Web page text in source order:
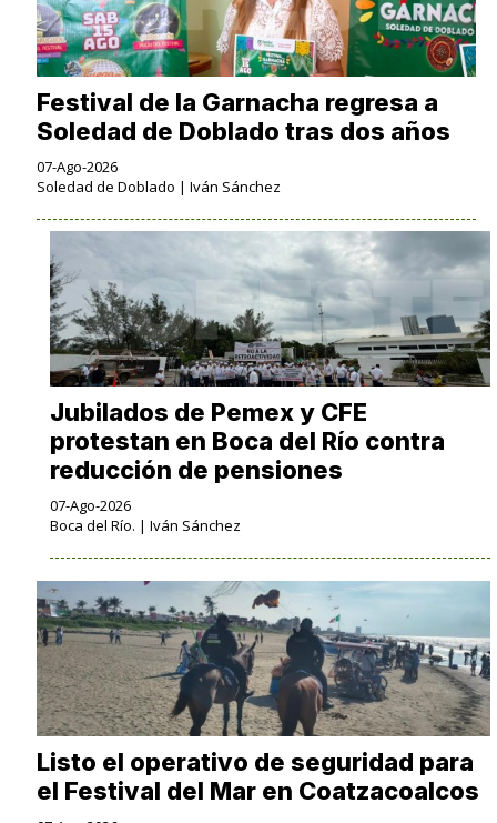
Festival de la Garnacha regresa a
Soledad de Doblado tras dos años
07-Ago-2026
Soledad de Doblado | Iván Sánchez
Jubilados de Pemex y CFE
protestan en Boca del Río contra
reducción de pensiones
07-Ago-2026
Boca del Río. | Iván Sánchez
Listo el operativo de seguridad para
el Festival del Mar en Coatzacoalcos